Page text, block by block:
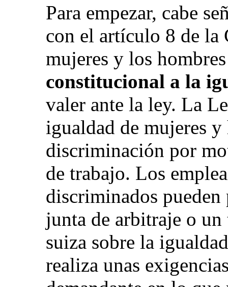
Para empezar, cabe
con el artículo 8 de la
mujeres y los
constitucional a la
valer ante la ley. La
igualdad de mujeres
discriminación por
de trabajo. Los
discriminados pueden
junta de arbitraje o
suiza sobre la
realiza unas